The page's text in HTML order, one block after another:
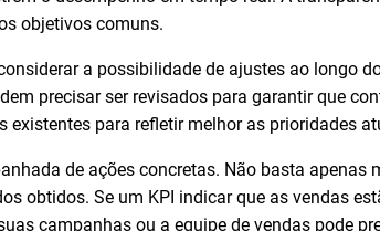
objetivos comuns.
a possibilidade de ajustes ao longo
precisar ser revisados para garantir que
para refletir melhor as prioridades
de ações concretas. Não basta apenas
obtidos. Se um KPI indicar que as vendas
campanhas ou a equipe de vendas pode